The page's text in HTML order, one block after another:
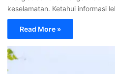
keselamatan. Ketahui informasi
Read More »